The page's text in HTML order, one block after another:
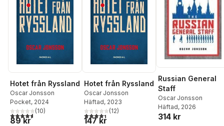
Hotet från Ryssland
Oscar Jonsson
Pocket, 2024
4,6utav 5 stjärnor. Totalt antal röster:
(10)
89 kr
Hotet från Ryssland
Oscar Jonsson
Häftad, 2023
4,4utav 5 stjärnor. Totalt antal röster:
(12)
147 kr
Russian General
Staff
Oscar Jonsson
Häftad, 2026
314 kr